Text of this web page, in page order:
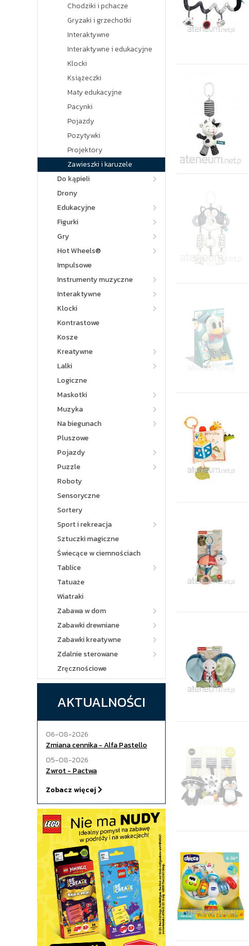
Chodziki i pchacze
Gryzaki i grzechotki
Interaktywne
Interaktywne i edukacyjne
Klocki
Książeczki
Maty edukacyjne
Pacynki
Pojazdy
Pozytywki
Projektory
Zawieszki i karuzele
Do kąpieli
Drony
Edukacyjne
Figurki
Gry
Hot Wheels®
Impulsowe
Instrumenty muzyczne
Interaktywne
Klocki
Kontrastowe
Kosze
Kreatywne
Lalki
Logiczne
Maskotki
Muzyka
Na biegunach
Pluszowe
Pojazdy
Puzzle
Roboty
Sensoryczne
Sortery
Sport i rekreacja
Sztuczki magiczne
Świecące w ciemnościach
Tablice
Tatuaże
Wiatraki
Zabawa w dom
Zabawki drewniane
Zabawki kreatywne
Zdalnie sterowane
Zręcznościowe
AKTUALNOŚCI
06-08-2026
Zmiana cennika - Alfa Pastello
05-08-2026
Zwrot - Pactwa
Zobacz więcej